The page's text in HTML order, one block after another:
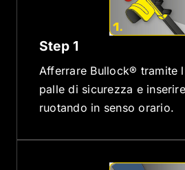
Step 1
Afferrare Bullock® tramite
palle di sicurezza e
ruotando in senso orario.